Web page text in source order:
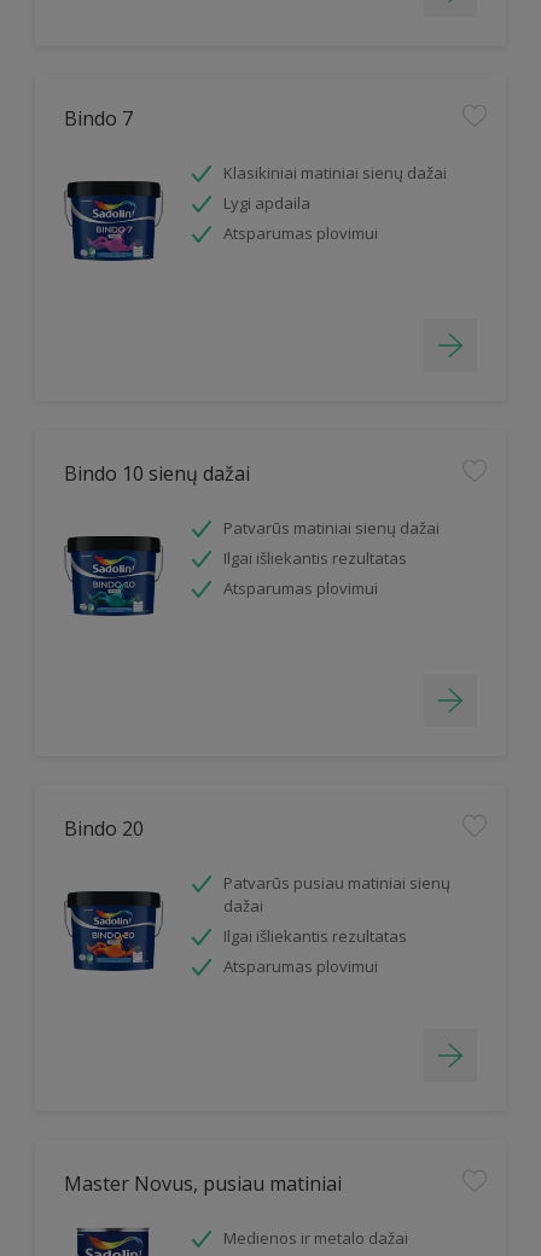
Bindo 7
Klasikiniai matiniai sienų dažai
Lygi apdaila
Atsparumas plovimui
Bindo 10 sienų dažai
Patvarūs matiniai sienų dažai
Ilgai išliekantis rezultatas
Atsparumas plovimui
Bindo 20
Patvarūs pusiau matiniai sienų
dažai
Ilgai išliekantis rezultatas
Atsparumas plovimui
Master Novus, pusiau matiniai
Medienos ir metalo dažai